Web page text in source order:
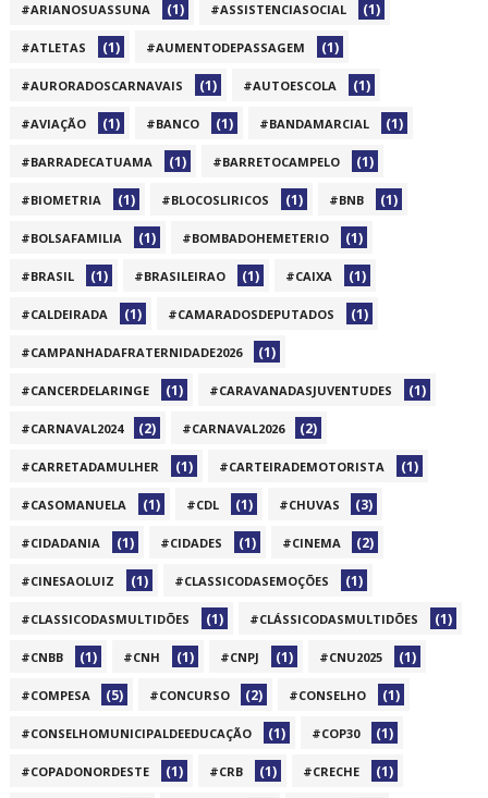
#ARIANOSUASSUNA (1) #ASSISTENCIASOCIAL (1)
#ATLETAS (1) #AUMENTODEPASSAGEM (1)
#AURORADOSCARNAVAIS (1) #AUTOESCOLA (1)
#AVIAÇÃO (1) #BANCO (1) #BANDAMARCIAL (1)
#BARRADECATUAMA (1) #BARRETOCAMPELO (1)
#BIOMETRIA (1) #BLOCOSLIRICOS (1) #BNB (1)
#BOLSAFAMILIA (1) #BOMBADOHEMETERIO (1)
#BRASIL (1) #BRASILEIRAO (1) #CAIXA (1)
#CALDEIRADA (1) #CAMARADOSDEPUTADOS (1)
#CAMPANHADAFRATERNIDADE2026 (1)
#CANCERDELARINGE (1) #CARAVANADASJUVENTUDES (1)
#CARNAVAL2024 (2) #CARNAVAL2026 (2)
#CARRETADAMULHER (1) #CARTEIRADEMOTORISTA (1)
#CASOMANUELA (1) #CDL (1) #CHUVAS (3)
#CIDADANIA (1) #CIDADES (1) #CINEMA (2)
#CINESAOLUIZ (1) #CLASSICODASEMOÇÕES (1)
#CLASSICODASMULTIDÕES (1) #CLÁSSICODASMULTIDÕES (1)
#CNBB (1) #CNH (1) #CNPJ (1) #CNU2025 (1)
#COMPESA (5) #CONCURSO (2) #CONSELHO (1)
#CONSELHOMUNICIPALDEEDUCAÇÃO (1) #COP30 (1)
#COPADONORDESTE (1) #CRB (1) #CRECHE (1)